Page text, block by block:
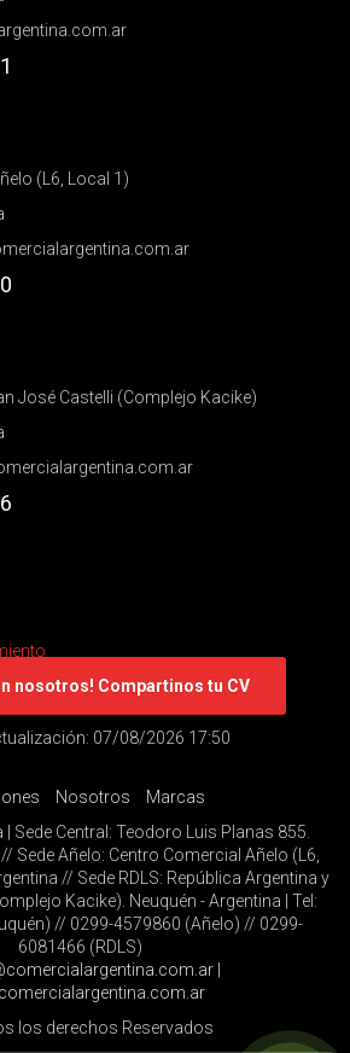
(L6, Local 1)
José Castelli (Complejo Kacike)
nosotros! Compartinos tu CV
07/08/2026 17:50
Nosotros
Marcas
Sede Central: Teodoro Luis Planas 855.
Sede Añelo: Centro Comercial Añelo (L6,
// Sede RDLS: República Argentina y
Kacike). Neuquén - Argentina | Tel:
// 0299-4579860 (Añelo) // 0299-
6081466 (RDLS)
|
los derechos Reservados